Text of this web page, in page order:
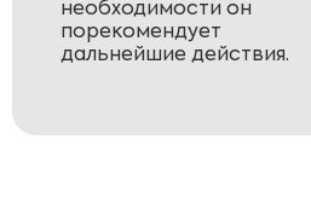
необходимости он
порекомендует
дальнейшие действия.